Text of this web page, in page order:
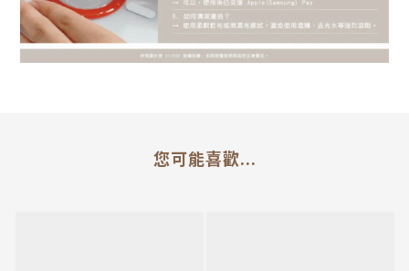
您可能喜歡...